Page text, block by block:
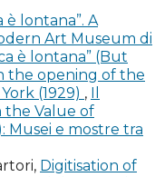
il Museo della Città,
Skira, pp. 101-
a un artefice
Battista Vergani,
è lontana”. A
Art Museum di
è lontana” (But
the opening of the
(1929) , Il
the Value of
Musei e mostre tra
Digitisation of